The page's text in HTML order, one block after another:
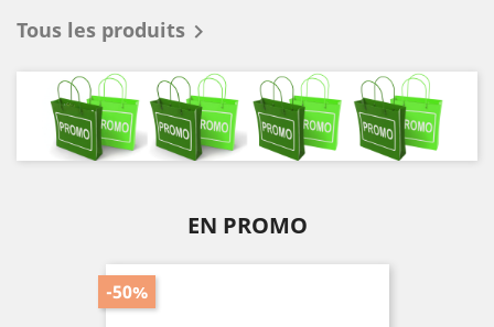
Tous les produits 
EN PROMO
-50%